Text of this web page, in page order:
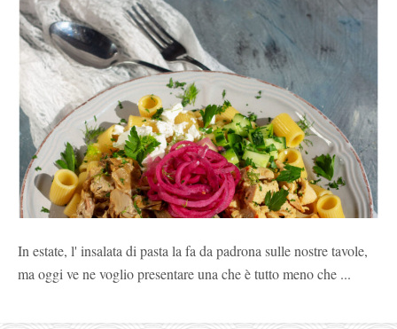
In estate, l' insalata di pasta la fa da padrona sulle nostre tavole,
ma oggi ve ne voglio presentare una che è tutto meno che ...